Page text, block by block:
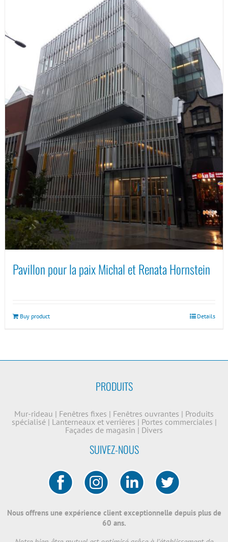
Pavillon pour la paix Michal et Renata Hornstein
Buy product Details
PRODUITS
Mur-rideau | Fenêtres fixes | Fenêtres ouvrantes | Produits
spécialisé | Lanterneaux et verrières | Portes commerciales |
Façades de magasin | Divers
SUIVEZ-NOUS
Nous offrens une expérience client exceptionnelle depuis plus de
60 ans.